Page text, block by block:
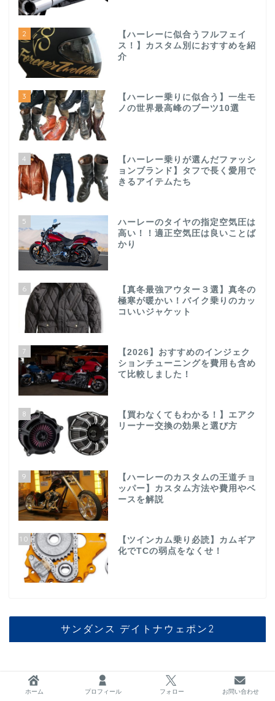
2
【ハーレーに似合うフルフェイ
ス！】カスタム別におすすめを紹
介
3
【ハーレー乗りに似合う】一生モ
ノの世界最高峰のブーツ10選
4
【ハーレー乗りが選んだファッシ
ョンブランド】タフで長く愛用で
きるアイテムたち
5
ハーレーのタイヤの指定空気圧は
高い！！適正空気圧は良いことば
かり
6
【真冬最強アウター３選】真冬の
極寒が暖かい！バイク乗りのカッ
コいいジャケット
7
【2026】おすすめのインジェク
ションチューニングを費用も含め
て比較しました！
8
【買わなくてもわかる！】エアク
リーナー交換の効果と選び方
9
【ハーレーのカスタムの王道チョ
ッパー】カスタム方法や費用やベ
ースを解説
10
【ツインカム乗り必読】カムギア
化でTCの弱点をなくせ！
サンダンス デイトナウェポン2
ホーム プロフィール フォロー お問い合わせ